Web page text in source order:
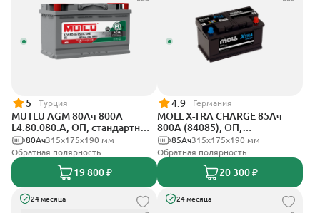
5 Турция
MUTLU AGM 80Ач 800A
L4.80.080.A, ОП, стандартные
клеммы315x175x190 мм
80Ач
Обратная полярность
19 800 ₽
4.9 Германия
MOLL X-TRA CHARGE 85Ач
800А (84085), ОП,
стандартные клеммы
315x175x190 мм
85Ач
Обратная полярность
20 300 ₽
24 месяца 24 месяца